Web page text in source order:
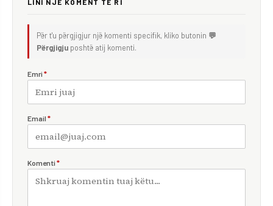
LINI NJË KOMENT TË RI
Për t'u përgjigjur një komenti specifik, kliko butonin 💬
Përgjigju poshtë atij komenti.
Emri *
Email *
Komenti *